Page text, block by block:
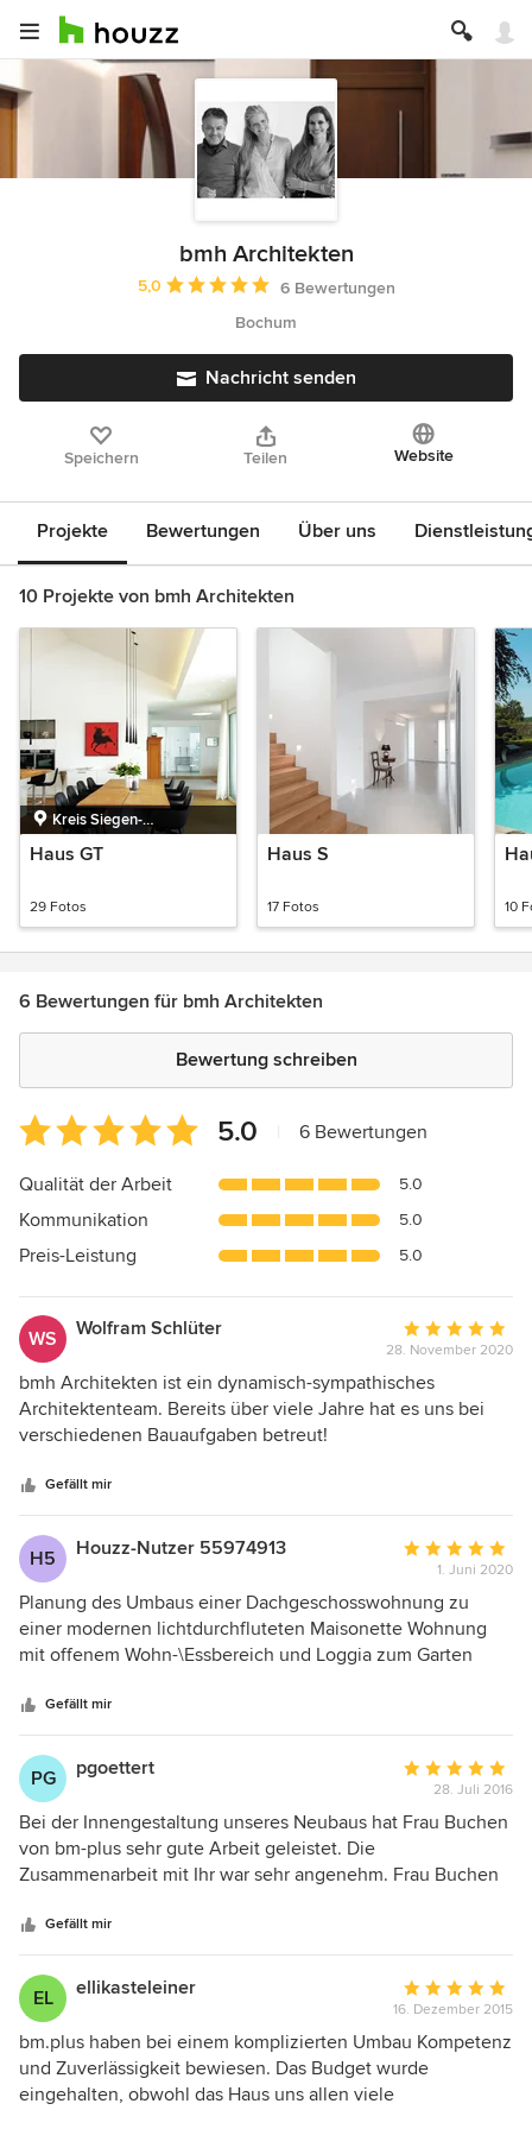
bmh Architekten
Durchschnittliche Bewertung: 5 von 5 Sternen
5,0
6 Bewertungen
Bochum
Nachricht senden
Speichern Teilen Website
Projekte Bewertungen Über uns
10 Projekte von bmh Architekten
Kreis Siegen-
Wittgenstein, Nordrhein-
Westfalen, Deutschland
Haus GT
29 Fotos
Haus S
17 Fotos 10
6 Bewertungen für bmh Architekten
Bewertung schreiben
Durchschnittliche
Bewertung:
5
5
Sternen
5.0 6 Bewertungen
Qualität der Arbeit 5.0
Kommunikation 5.0
Preis-Leistung 5.0
WS Wolfram Schlüter
Bewertung:
5
von
28. November 2020
bmh Architekten ist ein dynamisch-sympathisches
Architektenteam. Bereits über viele Jahre hat es uns bei
verschiedenen Bauaufgaben betreut!
Gefällt mir
H5 Houzz-Nutzer 55974913
Bewertung:
5
von
5
1. Juni 2020
Planung des Umbaus einer Dachgeschosswohnung zu
einer modernen lichtdurchfluteten Maisonette Wohnung
mit offenem Wohn-\Essbereich und Loggia zum Garten
Spitzbodens Erstellung und Einreichung des Bauantrags
Gefällt mir
PG pgoettert
Bewertung:
5
5
28. Juli 2016
Bei der Innengestaltung unseres Neubaus hat Frau Buchen
von bm-plus sehr gute Arbeit geleistet. Die
Zusammenarbeit mit Ihr war sehr angenehm. Frau Buchen
sympathischen Eindruck hinterlassen. Sie ist auf unsere
Wünsche eingegangen und hat Sie toll umgesetzt. Wir
würden Sie jederzeit wieder beauftragen.
Gefällt mir
EL ellikasteleiner
Bewertung:
5
von
16. Dezember 2015
bm.plus haben bei einem komplizierten Umbau Kompetenz
und Zuverlässigkeit bewiesen. Das Budget wurde
eingehalten, obwohl das Haus uns allen viele